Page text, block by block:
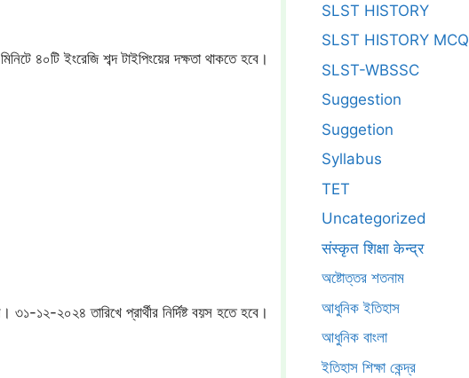
৪০টি ইংরেজি শব্দ টাইপিংয়ের দক্ষতা থাকতে হবে।
৩১-১২-২০২৪ তারিখে প্রার্থীর নির্দিষ্ট বয়স হতে হবে।
SLST HISTORY
SLST HISTORY MCQ
SLST-WBSSC
Suggestion
Suggetion
Syllabus
TET
Uncategorized
संस्कृत शिक्षा केन्द्र
অষ্টোত্তর শতনাম
আধুনিক ইতিহাস
আধুনিক বাংলা
ইতিহাস শিক্ষা কেন্দ্র